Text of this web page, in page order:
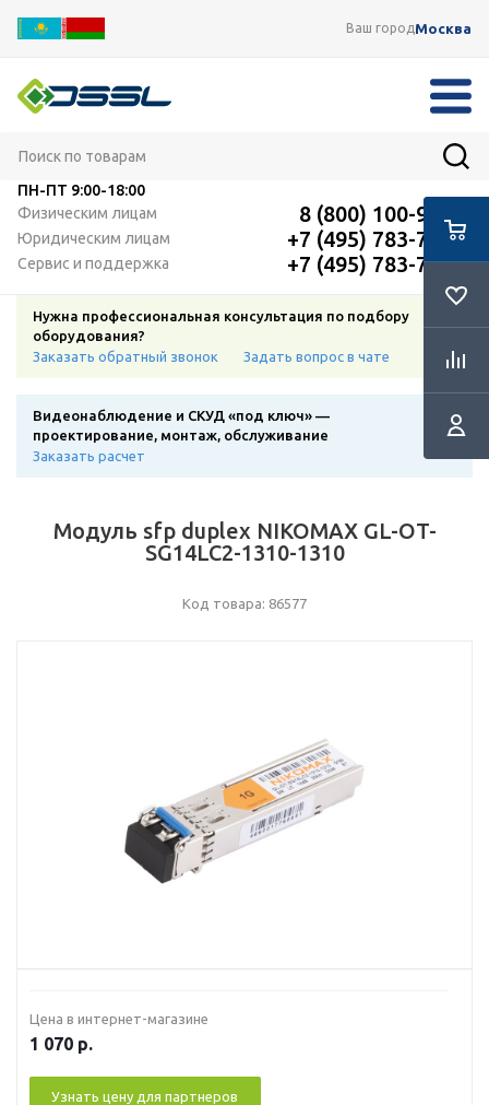
Ваш городМосква
ПН-ПТ 9:00-18:00
Физическим лицам
8 (800) 100-91-12
Юридическим лицам +7 (495) 783-72-87
Сервис и поддержка +7 (495) 783-72-87
Нужна профессиональная консультация по подбору
оборудования?
Заказать обратный звонок
Задать вопрос в чате
Видеонаблюдение и СКУД «под ключ» —
проектирование, монтаж, обслуживание
Заказать расчет
Модуль sfp duplex NIKOMAX GL-OT-
SG14LC2-1310-1310
Код товара: 86577
Цена в интернет-магазине
1 070 р.
Узнать цену для партнеров